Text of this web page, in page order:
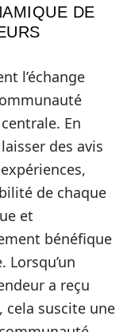
DE
l’échange
En
des avis
de chaque
et
bénéfique
Lorsqu’un
a reçu
cela suscite une